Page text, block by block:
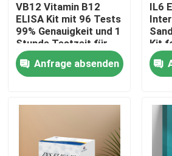
Heim
Über uns
VB12 Vitamin B12
ELISA Kit mit 96 Tests
99% Genauigkeit und 1
Stunde Testzeit für
Vitaminmangelforschung
Anfrage absenden
IL6
Kit
in